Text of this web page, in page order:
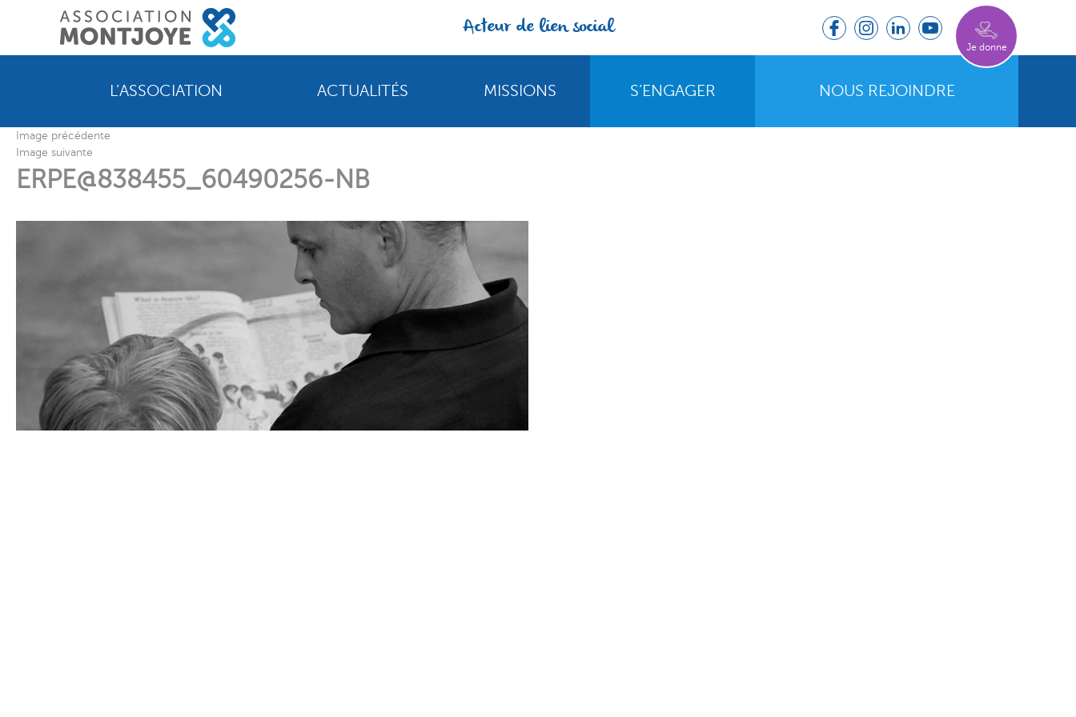
Acteur de lien social
Je donne
L’ASSOCIATION ACTUALITÉS MISSIONS S’ENGAGER NOUS REJOINDRE
Image précédente
Image suivante
ERPE@838455_60490256-NB